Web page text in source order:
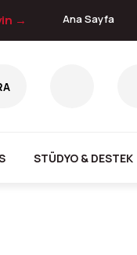
→ Ana Sayfa
STÜDYO & DESTEK